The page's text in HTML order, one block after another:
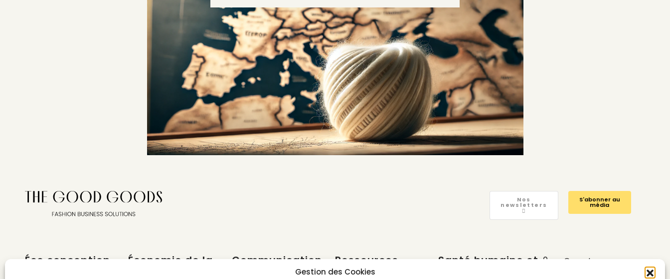
Gestion des Cookies
Nos
newsletters
S'abonner au
média
Éco conception
Économie de la
Communication Ressources
Santé humaine et
Compte